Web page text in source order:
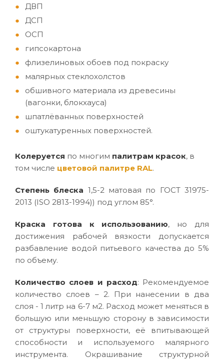
ДВП
ДСП
ОСП
гипсокартона
флизелиновых обоев под покраску
малярных стеклохолстов
обшивного материала из древесины
(вагонки, блокхауса)
шпатлёванных поверхностей
оштукатуренных поверхностей.
Колеруется по многим палитрам красок, в
том числе цветовой палитре RAL.
Степень блеска 1,5-2 матовая по ГОСТ 31975-
2013 (ISO 2813-1994)) под углом 85°.
Краска готова к использованию, но для
достижения рабочей вязкости допускается
разбавление водой питьевого качества до 5%
по объему.
Количество слоев и расход: Рекомендуемое
количество слоев – 2. При нанесении в два
слоя - 1 литр на 6-7 м2. Расход может меняться в
большую или меньшую сторону в зависимости
от структуры поверхности, её впитывающей
способности и используемого малярного
инструмента. Окрашивание структурной